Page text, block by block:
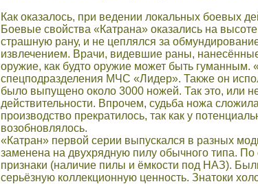
Как оказалось, при ведении локальных боевых
Боевые свойства «Катрана» оказались на
страшную рану, и не цеплялся за
извлечением. Врачи, видевшие раны,
оружие, как будто оружие может быть
спецподразделения МЧС «Лидер». Также он
было выпущено около 3000 ножей. Так это, или
действительности. Впрочем, судьба ножа
производство прекратилось, так как у
возобновлялось.
«Катран» первой серии выпускался в разных
заменена на двухрядную пилу обычного типа.
признаки (наличие пилы и ёмкости под НАЗ).
серьёзную коллекционную ценность. Знатоки